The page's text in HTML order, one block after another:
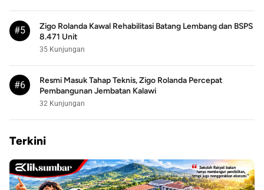
#5
Zigo Rolanda Kawal Rehabilitasi Batang Lembang dan BSPS
8.471 Unit
35 Kunjungan
#6
Resmi Masuk Tahap Teknis, Zigo Rolanda Percepat
Pembangunan Jembatan Kalawi
32 Kunjungan
Terkini